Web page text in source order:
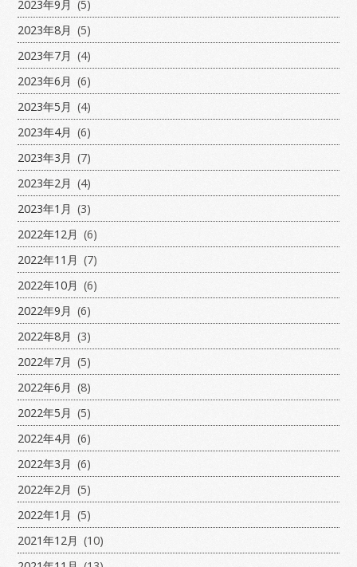
2023年9月 (5)
2023年8月 (5)
2023年7月 (4)
2023年6月 (6)
2023年5月 (4)
2023年4月 (6)
2023年3月 (7)
2023年2月 (4)
2023年1月 (3)
2022年12月 (6)
2022年11月 (7)
2022年10月 (6)
2022年9月 (6)
2022年8月 (3)
2022年7月 (5)
2022年6月 (8)
2022年5月 (5)
2022年4月 (6)
2022年3月 (6)
2022年2月 (5)
2022年1月 (5)
2021年12月 (10)